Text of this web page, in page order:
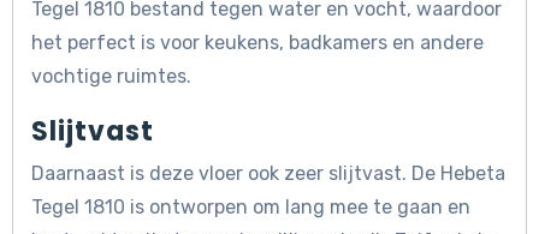
Tegel 1810 bestand tegen water en vocht, waardoor
het perfect is voor keukens, badkamers en andere
vochtige ruimtes.
Slijtvast
Daarnaast is deze vloer ook zeer slijtvast. De Hebeta
Tegel 1810 is ontworpen om lang mee te gaan en